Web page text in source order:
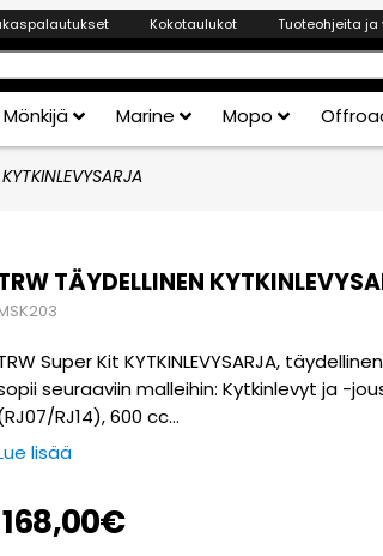
Kokotaulukot Tuoteohjeita ja
Mönkijä Marine Mopo
TÄYDELLINEN
Super Kit KYTKINLEVYSARJA,
seuraaviin malleihin: Kytkinlevyt ja -
RJ14), 600 cc…
lisää
168,00€